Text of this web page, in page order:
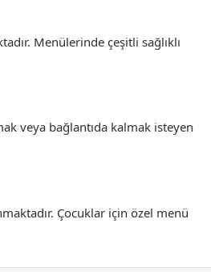
Menülerinde çeşitli sağlıklı
veya bağlantıda kalmak isteyen
Çocuklar için özel menü